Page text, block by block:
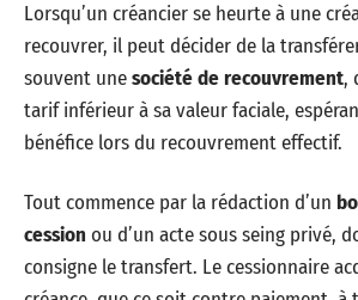
Lorsqu’un créancier se heurte à une
recouvrer, il peut décider de la
souvent unesociété de recouvrement,
tarif inférieur à sa valeur faciale,
bénéfice lors du recouvrement effectif.
Tout commence par la rédaction d’un
cession ou d’un acte sous seing privé,
consigne le transfert. Le cessionnaire